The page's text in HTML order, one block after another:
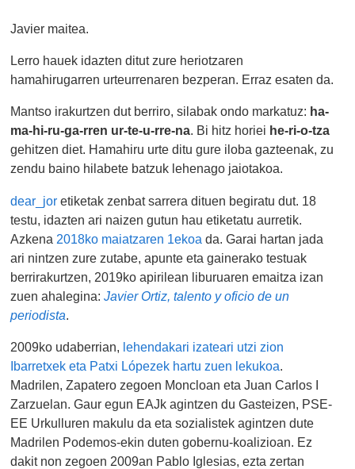
Javier maitea.
Lerro hauek idazten ditut zure heriotzaren
hamahirugarren urteurrenaren bezperan. Erraz esaten da.
Mantso irakurtzen dut berriro, silabak ondo markatuz: ha-
ma-hi-ru-ga-rren ur-te-u-rre-na. Bi hitz horiei he-ri-o-tza
gehitzen diet. Hamahiru urte ditu gure iloba gazteenak, zu
zendu baino hilabete batzuk lehenago jaiotakoa.
dear_joretiketak zenbat sarrera dituen begiratu dut. 18
testu, idazten ari naizen gutun hau etiketatu aurretik.
Azkena 2018ko maiatzaren 1ekoa da. Garai hartan jada
ari nintzen zure zutabe, apunte eta gainerako testuak
berrirakurtzen, 2019ko apirilean liburuaren emaitza izan
zuen ahalegina:Javier Ortiz, talento y oficio de un
periodista
2009ko udaberrian, lehendakari izateari utzi zion
Ibarretxek eta Patxi Lópezek hartu zuen lekukoa.
Madrilen, Zapatero zegoen Moncloan eta Juan Carlos I
Zarzuelan. Gaur egun EAJk agintzen du Gasteizen, PSE-
EE Urkulluren makulu da eta sozialistek agintzen dute
Madrilen Podemos-ekin duten gobernu-koalizioan. Ez
dakit non zegoen 2009an Pablo Iglesias, ezta zertan